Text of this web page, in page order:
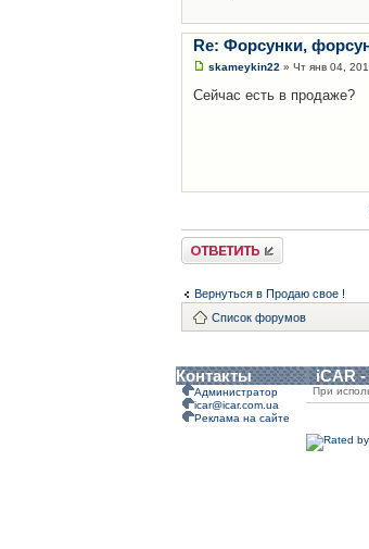
Re: Форсунки,
skameykin22 » Чт янв 04,
Сейчас есть в продаже?
Ответить
Вернуться в Продаю свое !
Список форумов
Контакты iCAR
Администратор
icar@icar.com.ua
Реклама на сайте
При